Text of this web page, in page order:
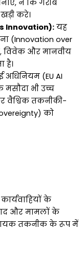
न कि गरीब
करे।
Innovation):यह
(Innovation over
विवेक और मानवीय
है।
(EU AI
भी उच्च
वैश्विक तकनीकी-
को
के
और मामलों के
तकनीक के रूप में